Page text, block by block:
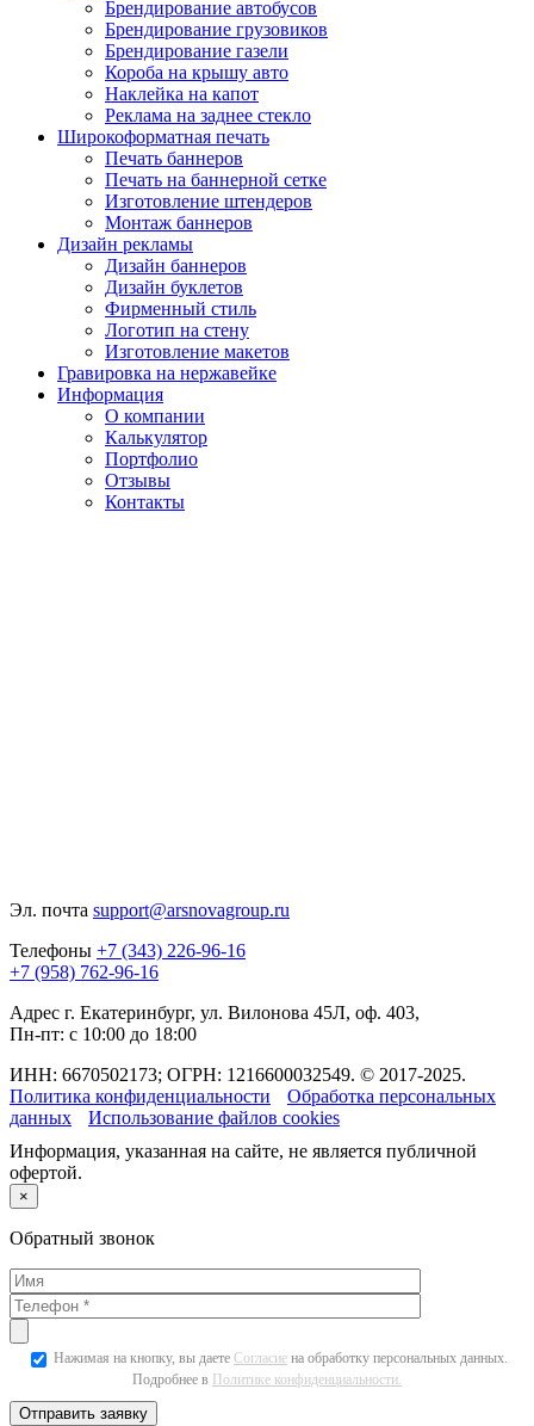
Брендирование автобусов
Брендирование грузовиков
Брендирование газели
Короба на крышу авто
Наклейка на капот
Реклама на заднее стекло
Широкоформатная печать
Печать баннеров
Печать на баннерной сетке
Изготовление штендеров
Монтаж баннеров
Дизайн рекламы
Дизайн баннеров
Дизайн буклетов
Фирменный стиль
Логотип на стену
Изготовление макетов
Гравировка на нержавейке
Информация
О компании
Калькулятор
Портфолио
Отзывы
Контакты
Эл. почта support@arsnovagroup.ru
Телефоны +7 (343) 226-96-16
+7 (958) 762-96-16
Адрес г. Екатеринбург, ул. Вилонова 45Л, оф. 403,
Пн-пт: с 10:00 до 18:00
ИНН: 6670502173; ОГРН: 1216600032549. © 2017-2025.
Политика конфиденциальности
Обработка персональных
данных
Использование файлов cookies
Информация, указанная на сайте, не является публичной
офертой.
×
Обратный звонок
Нажимая на кнопку, вы даете Согласие на обработку персональных данных.
Подробнее в Политике конфиденциальности.